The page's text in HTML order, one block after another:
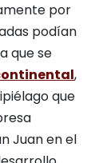
por
podían
que se
,
que
Juan en el